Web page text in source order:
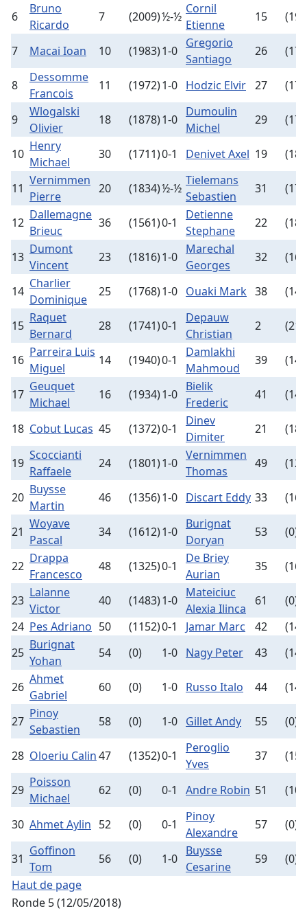
6
Bruno
Ricardo
7 (2009)½-½
Cornil
Etienne
15
7 Macai Ioan 10 (1983)1-0
Gregorio
Santiago
26
8
Dessomme
Francois
11 (1972)1-0 Hodzic Elvir 27
9
Wlogalski
Olivier
18 (1878)1-0
Dumoulin
Michel
29
10
Henry
Michael
30 (1711)0-1 Denivet Axel 19
11
Vernimmen
Pierre
20 (1834)½-½
Tielemans
Sebastien
31
12
Dallemagne
Brieuc
36 (1561)0-1
Detienne
Stephane
22
13
Dumont
Vincent
23 (1816)1-0
Marechal
Georges
32
14
Charlier
Dominique
25 (1768)1-0 Ouaki Mark 38
15
Raquet
Bernard
28 (1741)0-1
Depauw
Christian
2
16
Parreira Luis
Miguel
14 (1940)0-1
Damlakhi
Mahmoud
39
17
Geuquet
Michael
16 (1934)1-0
Bielik
Frederic
41
18 Cobut Lucas 45 (1372)0-1
Dinev
Dimiter
21
19
Scoccianti
Raffaele
24 (1801)1-0
Vernimmen
Thomas
49
20
Buysse
Martin
46 (1356)1-0 Discart Eddy 33
21
Woyave
Pascal
34 (1612)1-0
Burignat
Doryan
53 (0)
22
Drappa
Francesco
48 (1325)0-1
De Briey
Aurian
35
23
Lalanne
Victor
40 (1483)1-0
Mateiciuc
Alexia Ilinca
61
(0)
24 Pes Adriano 50 (1152)0-1 Jamar Marc 42
25
Burignat
Yohan
54 (0) 1-0 Nagy Peter 43
26
Ahmet
Gabriel
60 (0) 1-0 Russo Italo 44
27
Pinoy
Sebastien
58 (0) 1-0 Gillet Andy 55 (0)
28 Oloeriu Calin47 (1352)0-1
Peroglio
Yves
37
29
Poisson
Michael
62 (0) 0-1 Andre Robin 51
30 Ahmet Aylin 52 (0) 0-1
Pinoy
Alexandre
57 (0)
31
Goffinon
Tom
56 (0) 1-0
Buysse
Cesarine
59
(0)
Haut de page
Ronde 5 (12/05/2018)